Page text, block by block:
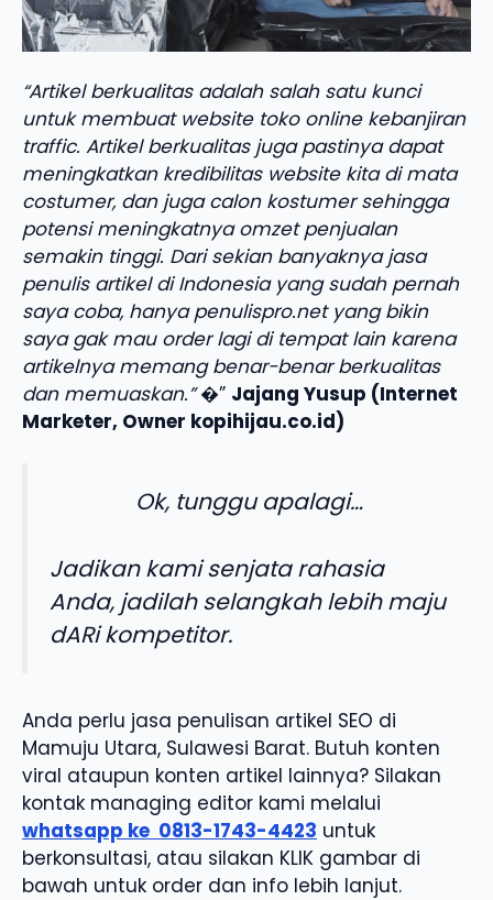
“Artikel berkualitas adalah salah satu kunci
untuk membuat website toko online kebanjiran
traffic. Artikel berkualitas juga pastinya dapat
meningkatkan kredibilitas website kita di mata
costumer, dan juga calon kostumer sehingga
potensi meningkatnya omzet penjualan
semakin tinggi. Dari sekian banyaknya jasa
penulis artikel di Indonesia yang sudah pernah
saya coba, hanya penulispro.net yang bikin
saya gak mau order lagi di tempat lain karena
artikelnya memang benar-benar berkualitas
dan memuaskan.”�” Jajang Yusup (Internet
Marketer, Owner kopihijau.co.id)
Ok, tunggu apalagi…
Jadikan kami senjata rahasia
Anda, jadilah selangkah lebih maju
dARi kompetitor.
Anda perlu jasa penulisan artikel SEO di
Mamuju Utara, Sulawesi Barat. Butuh konten
viral ataupun konten artikel lainnya? Silakan
kontak managing editor kami melalui
whatsapp ke 0813-1743-4423 untuk
berkonsultasi, atau silakan KLIK gambar di
bawah untuk order dan info lebih lanjut.